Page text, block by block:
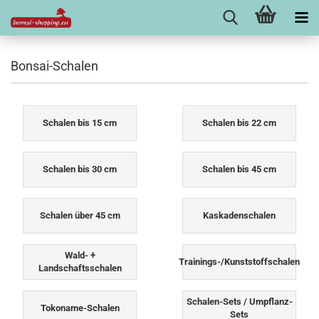
Bonsai-Schalen
Schalen bis 15 cm Schalen bis 22 cm
Schalen bis 30 cm Schalen bis 45 cm
Schalen über 45 cm Kaskadenschalen
Wald- +
Landschaftsschalen
Trainings-/Kunststoffschalen
Tokoname-Schalen
Schalen-Sets / Umpflanz-
Sets